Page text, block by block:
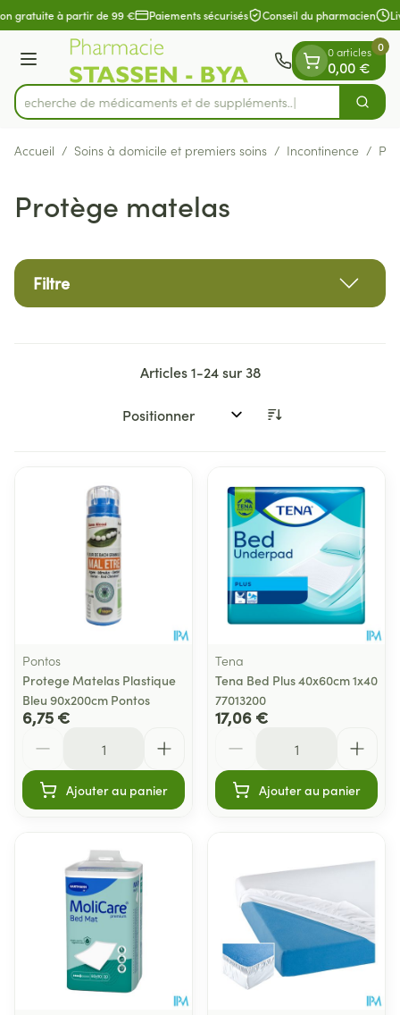
Aller au contenu
1 de 1
gratuite à partir de 99 € Paiements sécurisés Conseil du pharmacien
Menu
Rechercher
Recherche de médicaments et
0 articles
0,00 €
0
Accueil / Soins à domicile et premiers soins / Incontinence /
Protège matelas
Filtre
Articles1-24sur38
Trier par:
Pontos
Protege Matelas Plastique
Bleu 90x200cm Pontos
6,75 €
Ajouter au panier
Tena
Tena Bed Plus 40x60cm 1x40
77013200
17,06 €
Ajouter au panier